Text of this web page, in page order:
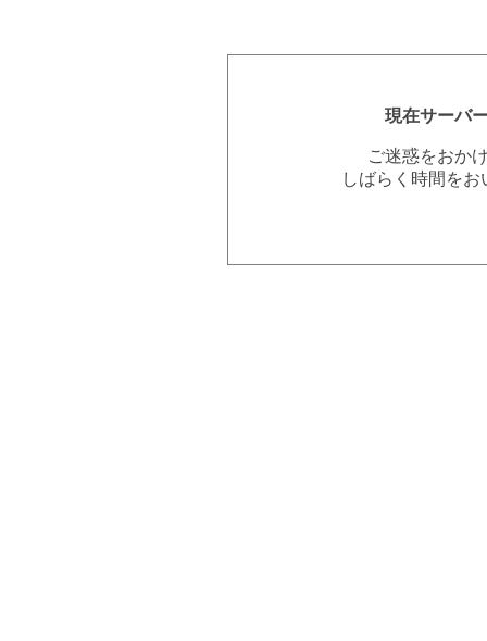
現在サーバ
ご迷惑をおか
しばらく時間を